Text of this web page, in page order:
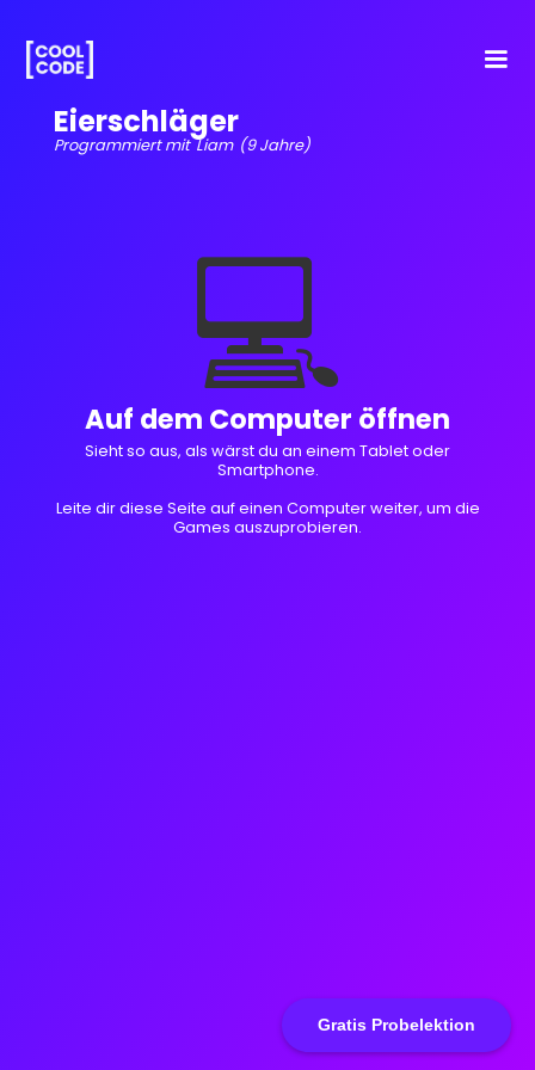
Gratis Probelektion
Eierschläger
Programmiert mit Liam (9 Jahre)
💻
Auf dem Computer öffnen
Sieht so aus, als wärst du an einem Tablet oder
Smartphone.
Leite dir diese Seite auf einen Computer weiter, um die
Games auszuprobieren.